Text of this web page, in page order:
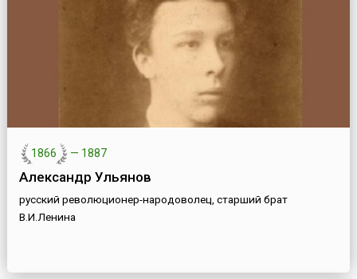
1866 — 1887
Александр Ульянов
русский революционер-народоволец, старший брат
В.И.Ленина